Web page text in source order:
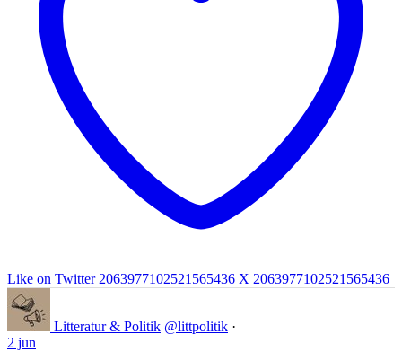
Like on Twitter 2063977102521565436 X 2063977102521565436
Litteratur & Politik @littpolitik ·
2 jun